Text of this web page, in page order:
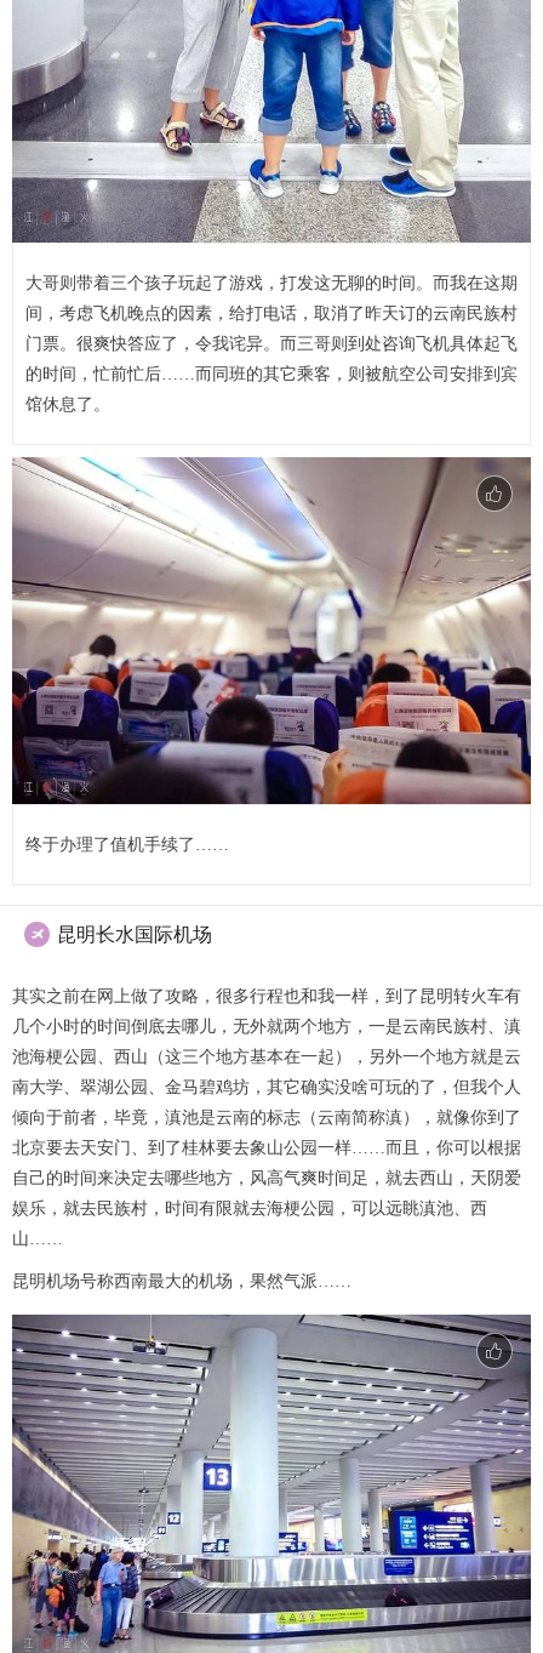
大哥则带着三个孩子玩起了游戏，打发这无聊的时间。而我在这期
间，考虑飞机晚点的因素，给打电话，取消了昨天订的云南民族村
门票。很爽快答应了，令我诧异。而三哥则到处咨询飞机具体起飞
的时间，忙前忙后……而同班的其它乘客，则被航空公司安排到宾
馆休息了。
终于办理了值机手续了……
 昆明长水国际机场
其实之前在网上做了攻略，很多行程也和我一样，到了昆明转火车有
几个小时的时间倒底去哪儿，无外就两个地方，一是云南民族村、滇
池海梗公园、西山（这三个地方基本在一起），另外一个地方就是云
南大学、翠湖公园、金马碧鸡坊，其它确实没啥可玩的了，但我个人
倾向于前者，毕竟，滇池是云南的标志（云南简称滇），就像你到了
北京要去天安门、到了桂林要去象山公园一样……而且，你可以根据
自己的时间来决定去哪些地方，风高气爽时间足，就去西山，天阴爱
娱乐，就去民族村，时间有限就去海梗公园，可以远眺滇池、西
山……
昆明机场号称西南最大的机场，果然气派……